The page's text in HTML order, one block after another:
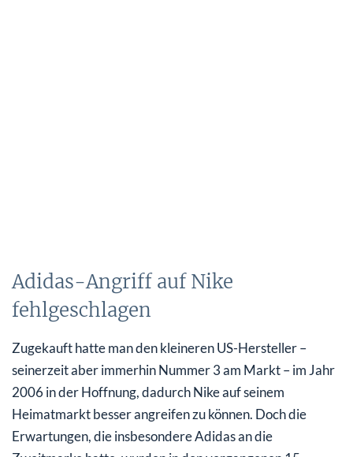
Adidas-Angriff auf Nike
fehlgeschlagen
Zugekauft hatte man den kleineren US-Hersteller –
seinerzeit aber immerhin Nummer 3 am Markt – im Jahr
2006 in der Hoffnung, dadurch Nike auf seinem
Heimatmarkt besser angreifen zu können. Doch die
Erwartungen, die insbesondere Adidas an die